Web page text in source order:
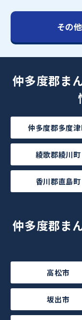
その
仲多度郡ま
仲多度郡多度
綾歌郡綾川町
香川郡直島町
仲多度郡ま
高松市
坂出市